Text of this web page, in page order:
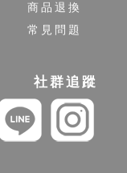
商品退換
常見問題
社群追蹤